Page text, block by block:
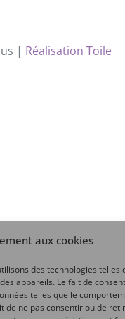
aux cookies
des technologies telles
appareils. Le fait de
telles que le
de ne pas consentir ou de
| Réalisation Toile